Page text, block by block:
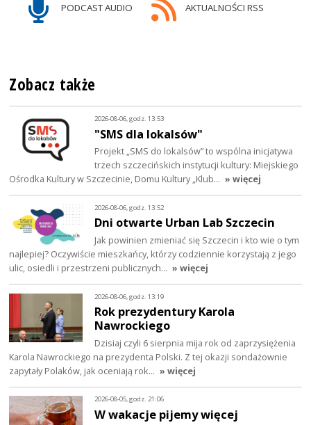
PODCAST AUDIO AKTUALNOŚCI RSS
Zobacz także
2026-08-06, godz. 13:53
"SMS dla lokalsów"
Projekt „SMS do lokalsów” to wspólna inicjatywa
trzech szczecińskich instytucji kultury: Miejskiego
Ośrodka Kultury w Szczecinie, Domu Kultury „Klub… » więcej
2026-08-06, godz. 13:52
Dni otwarte Urban Lab Szczecin
Jak powinien zmieniać się Szczecin i kto wie o tym
najlepiej? Oczywiście mieszkańcy, którzy codziennie korzystają z jego
ulic, osiedli i przestrzeni publicznych… » więcej
2026-08-06, godz. 13:19
Rok prezydentury Karola
Nawrockiego
Dzisiaj czyli 6 sierpnia mija rok od zaprzysiężenia
Karola Nawrockiego na prezydenta Polski. Z tej okazji sondażownie
zapytały Polaków, jak oceniają rok… » więcej
2026-08-05, godz. 21:06
W wakacje pijemy więcej